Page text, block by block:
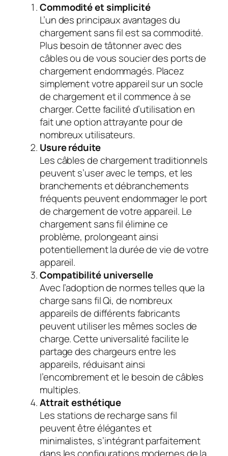
Commodité et simplicité
L’un des principaux avantages du
chargement sans fil est sa commodité.
Plus besoin de tâtonner avec des
câbles ou de vous soucier des ports de
chargement endommagés. Placez
simplement votre appareil sur un socle
de chargement et il commence à se
charger. Cette facilité d’utilisation en
fait une option attrayante pour de
nombreux utilisateurs.
Usure réduite
Les câbles de chargement traditionnels
peuvent s’user avec le temps, et les
branchements et débranchements
fréquents peuvent endommager le port
de chargement de votre appareil. Le
chargement sans fil élimine ce
problème, prolongeant ainsi
potentiellement la durée de vie de votre
appareil.
Compatibilité universelle
Avec l’adoption de normes telles que la
charge sans fil Qi, de nombreux
appareils de différents fabricants
peuvent utiliser les mêmes socles de
charge. Cette universalité facilite le
partage des chargeurs entre les
appareils, réduisant ainsi
l’encombrement et le besoin de câbles
multiples.
Attrait esthétique
Les stations de recharge sans fil
peuvent être élégantes et
minimalistes, s’intégrant parfaitement